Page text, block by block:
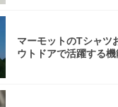
マーモットのTシャツ
ウトドアで活躍する